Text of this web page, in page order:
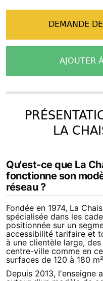
DEMANDE
AJOUTER
LA
Qu'est-ce que La
fonctionne son
réseau ?
Fondée en 1974, La
spécialisée dans les
positionnée sur un
accessibilité tarifaire et
à une clientèle large,
centre-ville comme en
surfaces de 120 à 180
Depuis 2013, l'enseigne